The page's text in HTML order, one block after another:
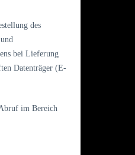
des
bei Lieferung
Datenträger (E-
im Bereich